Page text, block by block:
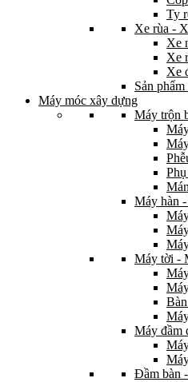
Ty
Xe rùa -
Xe
Xe
Xe
Sản
Máy móc xây dựng
Máy trộn
Máy hàn
Máy tời -
Máy đầm
Đầm bàn